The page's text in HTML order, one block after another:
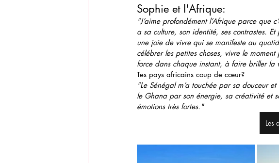
Sophie et l'Afrique:
"J’aime profondément l’Afrique parce que
a sa culture, son identité, ses contrastes.
une joie de vivre qui se manifeste au
célébrer les petites choses, vivre le
force dans chaque instant, à faire briller la
Tes pays africains coup de cœur?
"Le Sénégal m’a touchée par sa douceur
le Ghana par son énergie, sa créativité et
émotions très fortes."
Les